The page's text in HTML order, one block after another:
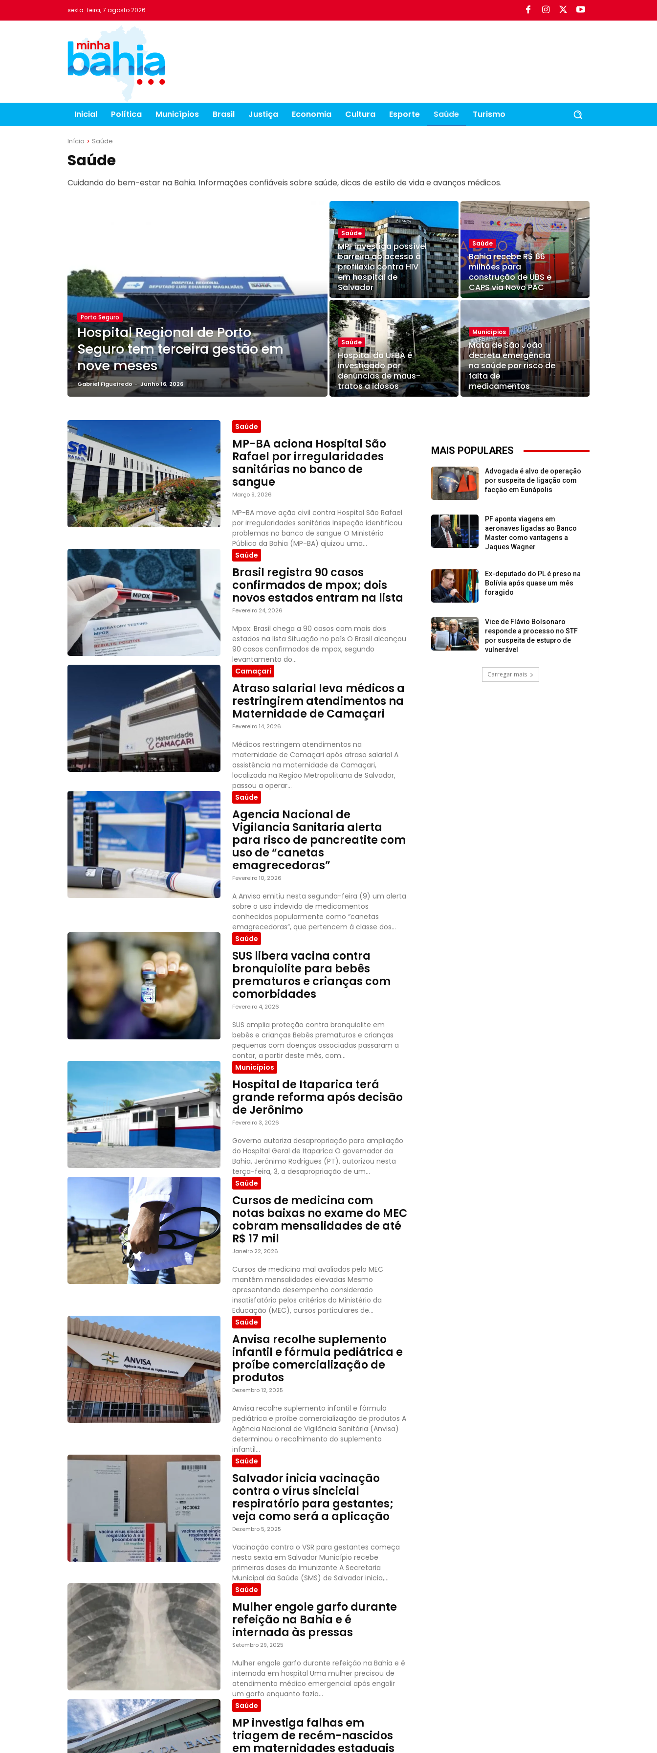
sexta-feira, 7 agosto 2026
Inicial Política Municípios Brasil Justiça Economia Cultura Esporte Saúde Turismo
Início Saúde
Saúde
Cuidando do bem-estar na Bahia. Informações confiáveis sobre saúde, dicas de estilo de vida e avanços médicos.
Porto Seguro
Hospital Regional de Porto
Seguro tem terceira gestão em
nove meses
Gabriel Figueiredo - Junho 16, 2026
Saúde
MPF investiga possível
barreira ao acesso à
profilaxia contra HIV
em hospital de
Salvador
Saúde
Bahia recebe R$ 66
milhões para
construção de UBS e
CAPS via Novo PAC
Saúde
Hospital da UFBA é
investigado por
denúncias de maus-
tratos a idosos
Municípios
Mata de São João
decreta emergência
na saúde por risco de
falta de
medicamentos
Saúde
MP-BA aciona Hospital São
Rafael por irregularidades
sanitárias no banco de
sangue
Março 9, 2026
MP-BA move ação civil contra Hospital São Rafael
por irregularidades sanitárias Inspeção identificou
problemas no banco de sangue O Ministério
Público da Bahia (MP-BA) ajuizou uma...
Saúde
Brasil registra 90 casos
confirmados de mpox; dois
novos estados entram na lista
Fevereiro 24, 2026
Mpox: Brasil chega a 90 casos com mais dois
estados na lista Situação no país O Brasil alcançou
90 casos confirmados de mpox, segundo
levantamento do...
Camaçari
Atraso salarial leva médicos a
restringirem atendimentos na
Maternidade de Camaçari
Fevereiro 14, 2026
Médicos restringem atendimentos na
maternidade de Camaçari após atraso salarial A
assistência na maternidade de Camaçari,
localizada na Região Metropolitana de Salvador,
passou a operar...
Saúde
Agencia Nacional de
Vigilancia Sanitaria alerta
para risco de pancreatite com
uso de “canetas
emagrecedoras”
Fevereiro 10, 2026
A Anvisa emitiu nesta segunda-feira (9) um alerta
sobre o uso indevido de medicamentos
conhecidos popularmente como “canetas
emagrecedoras”, que pertencem à classe dos...
Saúde
SUS libera vacina contra
bronquiolite para bebês
prematuros e crianças com
comorbidades
Fevereiro 4, 2026
SUS amplia proteção contra bronquiolite em
bebês e crianças Bebês prematuros e crianças
pequenas com doenças associadas passaram a
contar, a partir deste mês, com...
Municípios
Hospital de Itaparica terá
grande reforma após decisão
de Jerônimo
Fevereiro 3, 2026
Governo autoriza desapropriação para ampliação
do Hospital Geral de Itaparica O governador da
Bahia, Jerônimo Rodrigues (PT), autorizou nesta
terça-feira, 3, a desapropriação de um...
Saúde
Cursos de medicina com
notas baixas no exame do MEC
cobram mensalidades de até
R$ 17 mil
Janeiro 22, 2026
Cursos de medicina mal avaliados pelo MEC
mantêm mensalidades elevadas Mesmo
apresentando desempenho considerado
insatisfatório pelos critérios do Ministério da
Educação (MEC), cursos particulares de...
Saúde
Anvisa recolhe suplemento
infantil e fórmula pediátrica e
proíbe comercialização de
produtos
Dezembro 12, 2025
Anvisa recolhe suplemento infantil e fórmula
pediátrica e proíbe comercialização de produtos A
Agência Nacional de Vigilância Sanitária (Anvisa)
determinou o recolhimento do suplemento
infantil...
Saúde
Salvador inicia vacinação
contra o vírus sincicial
respiratório para gestantes;
veja como será a aplicação
Dezembro 5, 2025
Vacinação contra o VSR para gestantes começa
nesta sexta em Salvador Município recebe
primeiras doses do imunizante A Secretaria
Municipal da Saúde (SMS) de Salvador inicia,...
Saúde
Mulher engole garfo durante
refeição na Bahia e é
internada às pressas
Setembro 29, 2025
Mulher engole garfo durante refeição na Bahia e é
internada em hospital Uma mulher precisou de
atendimento médico emergencial após engolir
um garfo enquanto fazia...
Saúde
MP investiga falhas em
triagem de recém-nascidos
em maternidades estaduais
MAIS POPULARES
Advogada é alvo de operação
por suspeita de ligação com
facção em Eunápolis
PF aponta viagens em
aeronaves ligadas ao Banco
Master como vantagens a
Jaques Wagner
Ex-deputado do PL é preso na
Bolívia após quase um mês
foragido
Vice de Flávio Bolsonaro
responde a processo no STF
por suspeita de estupro de
vulnerável
Carregar mais